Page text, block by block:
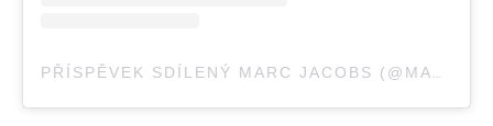
PŘÍSPĚVEK SDÍLENÝ MARC JACOBS (@MARCJACOBS)